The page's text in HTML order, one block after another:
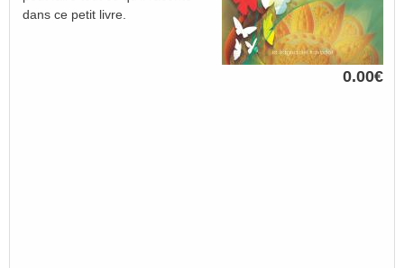
0.00€
dans ce petit livre.